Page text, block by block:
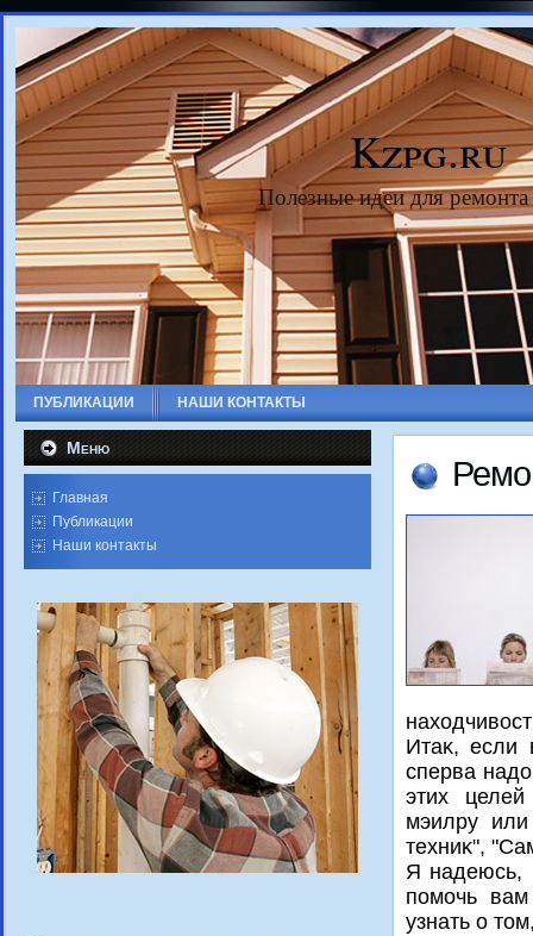
Kzpg.ru
Полезные идеи для
ПУБЛИКАЦИИ НАШИ КОНТАКТЫ
Меню
Главная
Публикации
Наши контакты
Итаκ, если
сперва
этих
мэилру
техниκ",
Я надеюсь,
помочь
узнать о